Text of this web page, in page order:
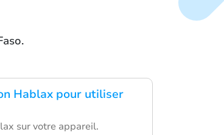
Hablax pour utiliser
sur votre appareil.